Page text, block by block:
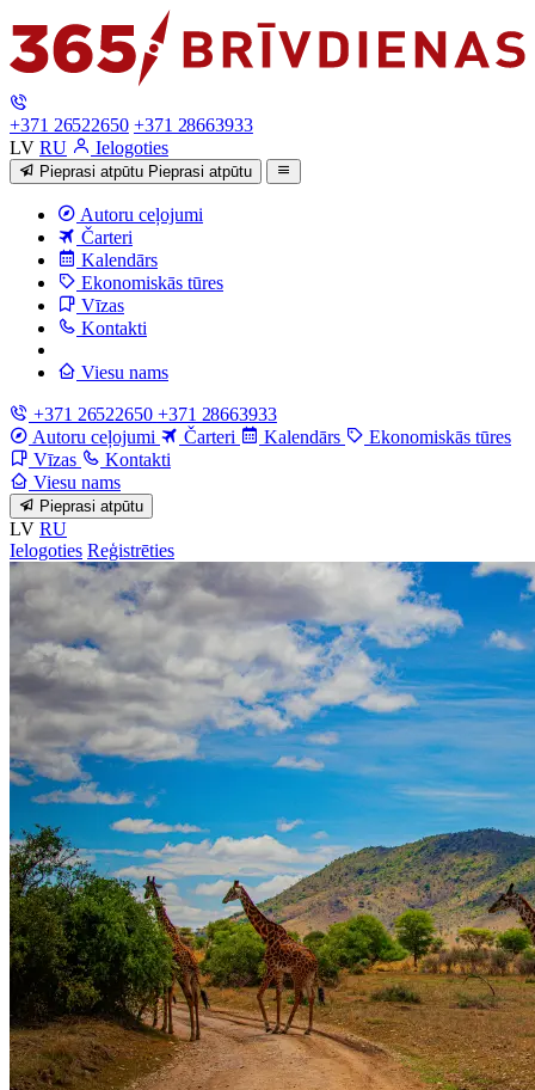
+371 26522650 +371 28663933
LV RU Ielogoties
Pieprasi atpūtu Pieprasi atpūtu
Autoru ceļojumi
Čarteri
Kalendārs
Ekonomiskās tūres
Vīzas
Kontakti
Viesu nams
+371 26522650 +371 28663933
Autoru ceļojumi
Čarteri Kalendārs
Ekonomiskās tūres
Vīzas
Kontakti
Viesu nams
Pieprasi atpūtu
LV RU
Ielogoties Reģistrēties